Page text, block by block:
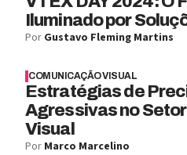
Iluminado por
Por Gustavo Fleming Martins
COMUNICAÇÃO VISUAL
Estratégias de
Agressivas no
Visual
Por Marco Marcelino